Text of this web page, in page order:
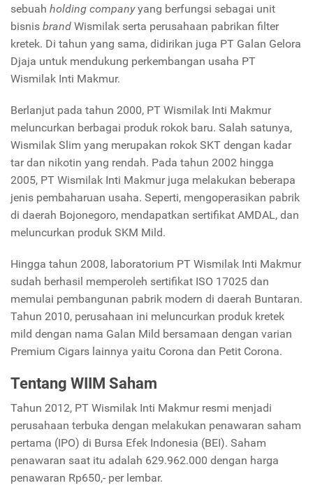
sebuah holding companyyang berfungsi sebagai unit
bisnis brand Wismilak serta perusahaan pabrikan filter
kretek. Di tahun yang sama, didirikan juga PT Galan Gelora
Djaja untuk mendukung perkembangan usaha PT
Wismilak Inti Makmur.
Berlanjut pada tahun 2000, PT Wismilak Inti Makmur
meluncurkan berbagai produk rokok baru. Salah satunya,
Wismilak Slim yang merupakan rokok SKT dengan kadar
tar dan nikotin yang rendah. Pada tahun 2002 hingga
2005, PT Wismilak Inti Makmur juga melakukan beberapa
jenis pembaharuan usaha. Seperti, mengoperasikan pabrik
di daerah Bojonegoro, mendapatkan sertifikat AMDAL, dan
meluncurkan produk SKM Mild.
Hingga tahun 2008, laboratorium PT Wismilak Inti Makmur
sudah berhasil memperoleh sertifikat ISO 17025 dan
memulai pembangunan pabrik modern di daerah Buntaran.
Tahun 2010, perusahaan ini meluncurkan produk kretek
mild dengan nama Galan Mild bersamaan dengan varian
Premium Cigars lainnya yaitu Corona dan Petit Corona.
Tentang WIIM Saham
Tahun 2012, PT Wismilak Inti Makmur resmi menjadi
perusahaan terbuka dengan melakukan penawaran saham
pertama (IPO) di Bursa Efek Indonesia (BEI). Saham
penawaran saat itu adalah 629.962.000 dengan harga
penawaran Rp650,- per lembar.